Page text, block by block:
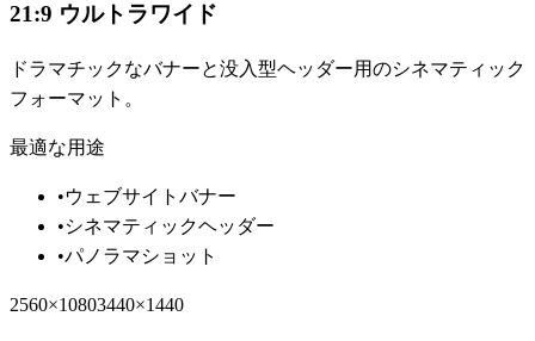
21:9 ウルトラワイド
ドラマチックなバナーと没入型ヘッダー用のシネマティック
フォーマット。
最適な用途
•ウェブサイトバナー
•シネマティックヘッダー
•パノラマショット
2560×10803440×1440